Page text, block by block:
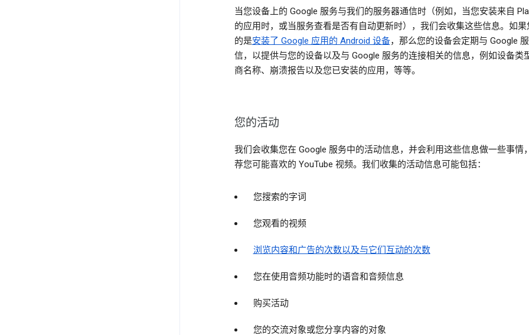
当您设备上的 Google 服务与我们的服务器通信时（例如，当您安装来自
的应用时，或当服务查看是否有自动更新时），我们会收集这些信息。如果
的是安装了 Google 应用的 Android 设备，那么您的设备会定期与 Google
信，以提供与您的设备以及与 Google 服务的连接相关的信息，例如设备类
商名称、崩溃报告以及您已安装的应用，等等。
您的活动
我们会收集您在 Google 服务中的活动信息，并会利用这些信息做一些事情
荐您可能喜欢的 YouTube 视频。我们收集的活动信息可能包括：
您搜索的字词
您观看的视频
浏览内容和广告的次数以及与它们互动的次数
您在使用音频功能时的语音和音频信息
购买活动
您的交流对象或您分享内容的对象